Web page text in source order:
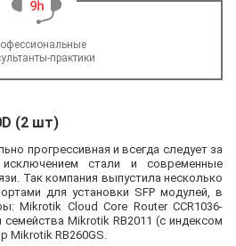
практики
(2 шт)
прогрессивная и всегда следует за
стали и современные
Так компания выпустила несколько
для установки SFP модулей, в
Mikrotik Cloud Core Router CCR1036-
Mikrotik RB2011 (с индексом
Mikrotik RB260GS.